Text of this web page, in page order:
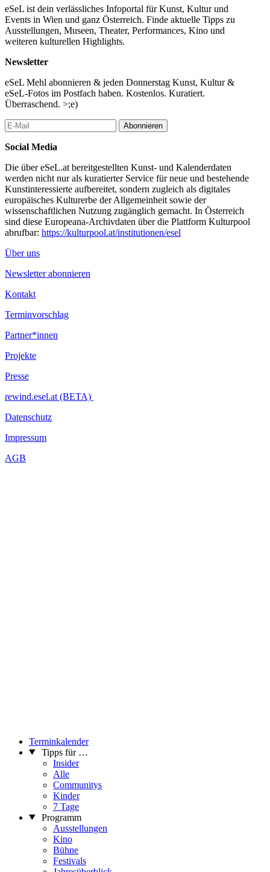
dem Szifrón besonders virtuos spielt: das Erregungspotential des
Publikums, das er immer wieder an den Punkt führt, an dem nicht
mehr klar ist, ob man nun besser lachen oder weinen oder laut
schreien soll. Oder doch den Feuerlöscher holen und die eine
oder andere Figur aus dem Bild pusten? Bewahre uns das Kino
vor unseren wilden Phantasien! ……es handelt sich um
Warten auf die U-Bahn, abends beim Essen, wenn der Tag
gelaufen ist und man sich in Sicherheit wiegen kann und wenn
man sich wohlig mit dem Gedanken beschäftigt, was alles
Erzählungen“ ziehen den Gehalt moralischer Fabeln ins Absurde,
nicht haltmachen, sondern noch ein bisschen weiter gehen.
(Bert Rebhandl, FAZ)
...Mehr lesen
eSeL ist dein verlässliches Infoportal für Kunst, Kultur und
Events in Wien und ganz Österreich. Finde aktuelle Tipps zu
Ausstellungen, Museen, Theater, Performances, Kino und
weiteren kulturellen Highlights.
Newsletter
eSeL Mehl abonnieren & jeden Donnerstag Kunst, Kultur &
eSeL-Fotos im Postfach haben. Kostenlos. Kuratiert.
Überraschend. >;e)
Abonnieren
Social Media
Die über eSeL.at bereitgestellten Kunst- und Kalenderdaten
werden nicht nur als kuratierter Service für neue und bestehende
Kunstinteressierte aufbereitet, sondern zugleich als digitales
europäisches Kulturerbe der Allgemeinheit sowie der
wissenschaftlichen Nutzung zugänglich gemacht. In Österreich
sind diese Europeana-Archivdaten über die Plattform Kulturpool
abrufbar: https://kulturpool.at/institutionen/esel
Über uns
Newsletter abonnieren
Kontakt
Terminvorschlag
Partner*innen
Projekte
Presse
rewind.esel.at (BETA)
Datenschutz
Impressum
AGB
Terminkalender
Tipps für …
Insider
Alle
Communitys
Kinder
7 Tage
Programm
Ausstellungen
Kino
Bühne
Festivals